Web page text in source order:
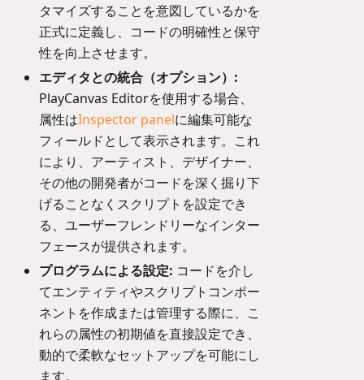
タマイズすることを意図しているかを
正式に定義し、コードの明確性と保守
性を向上させます。
エディタとの統合（オプション）:
PlayCanvas Editorを使用する場合、
属性はInspector panelに編集可能な
フィールドとして表示されます。これ
により、アーティスト、デザイナー、
その他の開発者がコードを深く掘り下
げることなくスクリプトを設定でき
る、ユーザーフレンドリーなインター
フェースが提供されます。
プログラムによる設定: コードを介し
てエンティティやスクリプトコンポー
ネントを作成または管理する際に、こ
れらの属性の初期値を直接設定でき、
動的で柔軟なセットアップを可能にし
ます。